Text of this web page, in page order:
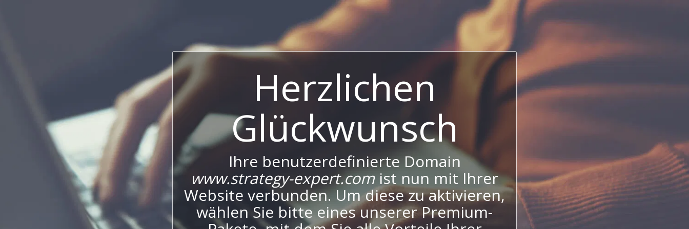
Herzlichen
Glückwunsch
Ihre benutzerdefinierte Domain
www.strategy-expert.comist nun mit Ihrer
Website verbunden. Um diese zu aktivieren,
wählen Sie bitte eines unserer Premium-